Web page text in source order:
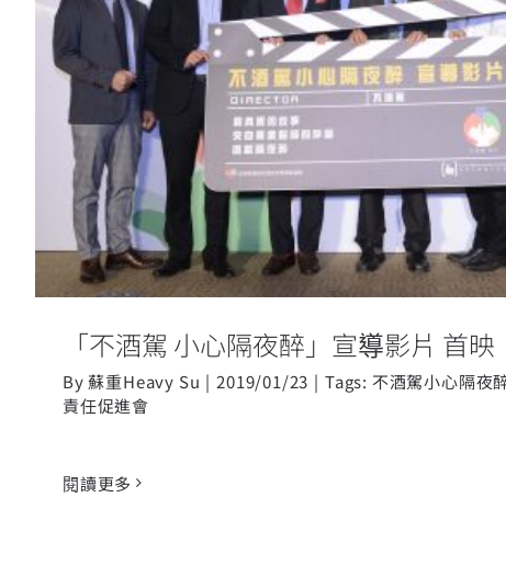
「不酒駕 小心隔夜醉」宣導
「不酒駕 小心隔夜醉」宣導影片 首映
By蘇重Heavy Su | 2019/01/23 | Tags: 不酒駕小心隔夜
責任促進會
閱讀更多